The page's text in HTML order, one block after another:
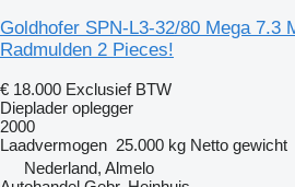
Goldhofer SPN-L3-32/80 Mega 7.3
Radmulden 2 Pieces!
€ 18.000 Exclusief BTW
Dieplader oplegger
2000
Laadvermogen 25.000 kg Netto gewicht
Nederland, Almelo